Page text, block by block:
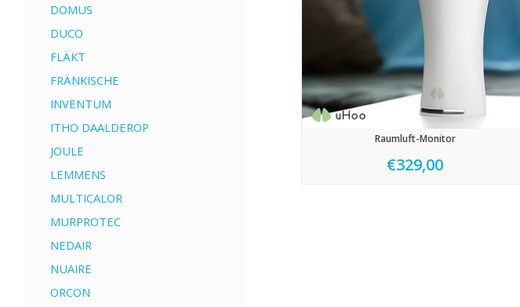
DOMUS
DUCO
FLÄKT
FRÄNKISCHE
INVENTUM
ITHO DAALDEROP
JOULE
LEMMENS
MULTICALOR
MURPROTEC
NEDAIR
NUAIRE
ORCON
Raumluft-Monitor
€329,00